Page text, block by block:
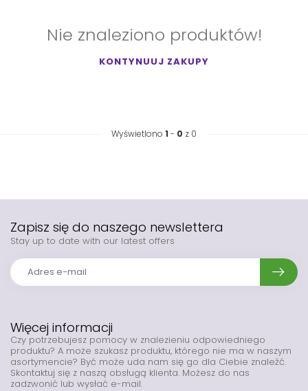
Nie znaleziono produktów!
KONTYNUUJ ZAKUPY
Wyświetlono 1 - 0 z 0
Więcej informacji
Czy potrzebujesz pomocy w znalezieniu odpowiedniego
produktu? A może szukasz produktu, którego nie ma w naszym
asortymencie? Być może uda nam się go dla Ciebie znaleźć.
Skontaktuj się z naszą obsługą klienta. Możesz do nas
zadzwonić lub wysłać e-mail.
Zapisz się do naszego newslettera
Stay up to date with our latest offers